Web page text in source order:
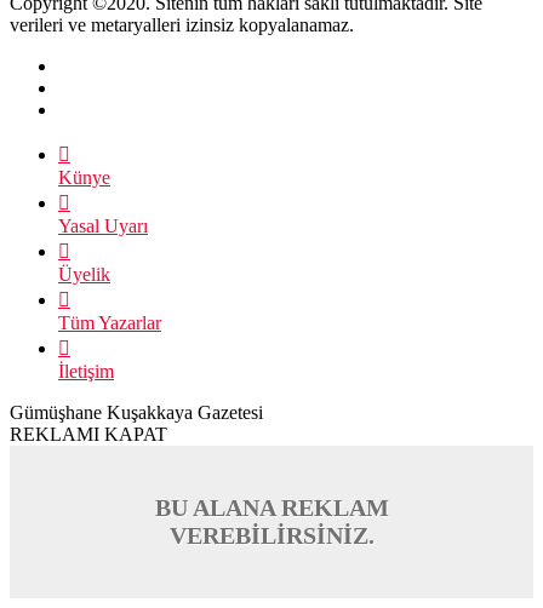
verileri ve metaryalleri izinsiz kopyalanamaz.
Künye
Yasal Uyarı
Üyelik
Tüm Yazarlar
İletişim
Gümüşhane Kuşakkaya Gazetesi
REKLAMI KAPAT
BU ALANA REKLAM
VEREBİLİRSİNİZ.